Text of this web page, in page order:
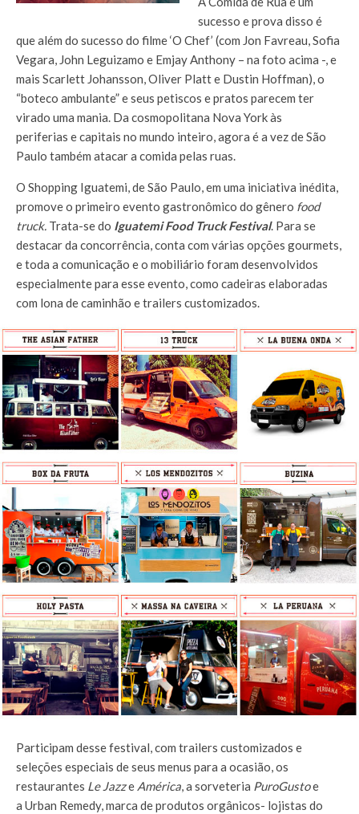
sucesso e prova disso é
que além do sucesso do filme ‘O Chef’ (com Jon Favreau, Sofia
Vegara, John Leguizamo e Emjay Anthony – na foto acima -, e
mais Scarlett Johansson, Oliver Platt e Dustin Hoffman), o
“boteco ambulante” e seus petiscos e pratos parecem ter
virado uma mania. Da cosmopolitana Nova York às
periferias e capitais no mundo inteiro, agora é a vez de São
Paulo também atacar a comida pelas ruas.
O Shopping Iguatemi, de São Paulo, em uma iniciativa inédita,
promove o primeiro evento gastronômico do gênero food
truck. Trata-se do Iguatemi Food Truck Festival. Para se
destacar da concorrência, conta com várias opções gourmets,
e toda a comunicação e o mobiliário foram desenvolvidos
especialmente para esse evento, como cadeiras elaboradas
com lona de caminhão e trailers customizados.
Participam desse festival, com trailers customizados e
seleções especiais de seus menus para a ocasião, os
restaurantes Le Jazze América, a sorveteria PuroGustoe
a Urban Remedy, marca de produtos orgânicos- lojistas do